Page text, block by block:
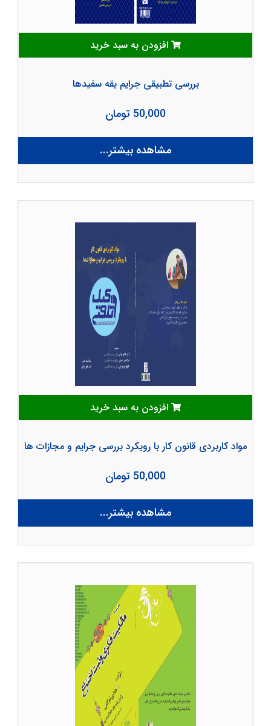
افزودن به سبد خرید
بررسی تطبیقی جرایم یقه سفیدها
50,000 تومان
مشاهده بیشتر...
افزودن به سبد خرید
مواد کاربردی قانون کار با رویکرد بررسی جرایم و مجازات ها
50,000 تومان
مشاهده بیشتر...